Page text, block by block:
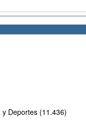
Deportes (11.436)